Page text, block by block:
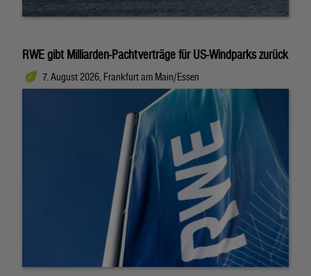
RWE gibt Milliarden-Pachtverträge für US-Windparks zurück
7. August 2026, Frankfurt am Main/Essen